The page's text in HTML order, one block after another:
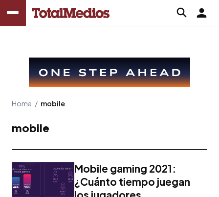
Home / mobile
mobile
Mobile gaming 2021:
¿Cuánto tiempo juegan